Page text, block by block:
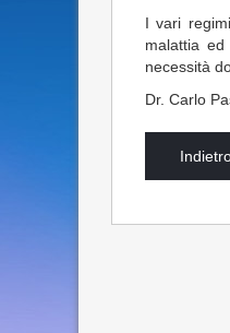
I vari
malattia
necessità
Dr. Carlo